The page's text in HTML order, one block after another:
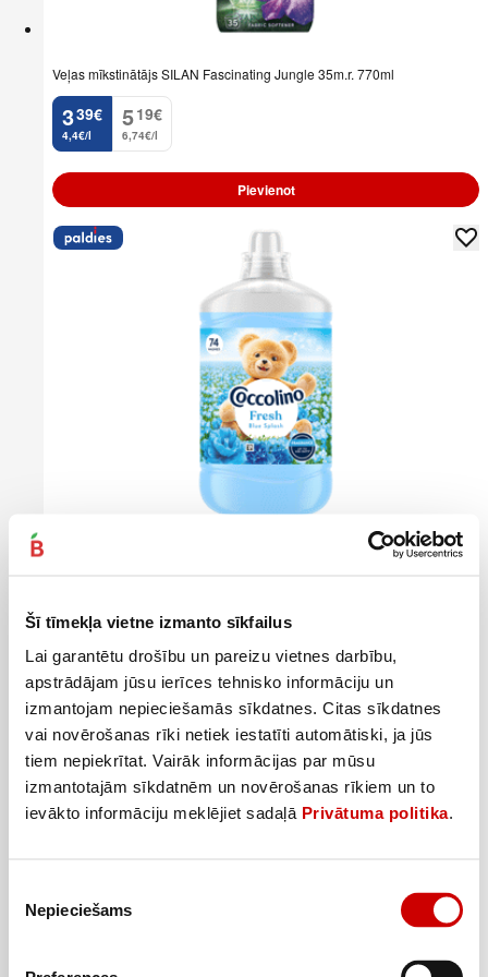
Šī tīmekļa vietne izmanto sīkfailus
Lai garantētu drošību un pareizu vietnes darbību,
apstrādājam jūsu ierīces tehnisko informāciju un
izmantojam nepieciešamās sīkdatnes. Citas sīkdatnes
vai novērošanas rīki netiek iestatīti automātiski, ja jūs
tiem nepiekrītat. Vairāk informācijas par mūsu
izmantotajām sīkdatnēm un novērošanas rīkiem un to
ievākto informāciju meklējiet sadaļā Privātuma politika.
izvēle
Nepieciešams
Veļas mīkstinātājs SILAN Fascinating Jungle 35m.r. 770ml
3
. 39€
4,4€/l
5
. 19€
6,74€/l
Pievienot
3,17€/l 4,81€/l
Pievienot